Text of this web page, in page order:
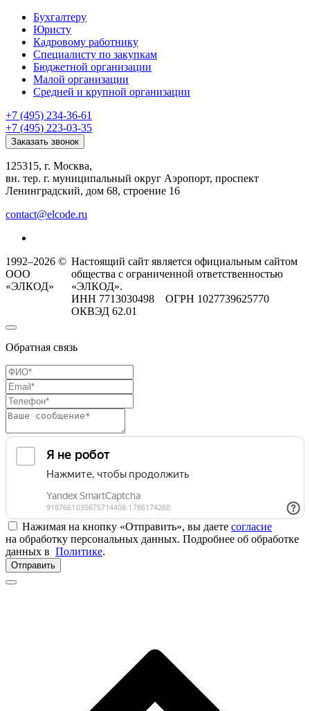
Бухгалтеру
Юристу
Кадровому работнику
Специалисту по закупкам
Бюджетной организации
Малой организации
Средней и крупной организации
+7 (495) 234-36-61
+7 (495) 223-03-35
Заказать звонок
125315, г. Москва,
вн. тер. г. муниципальный округ Аэропорт, проспект
Ленинградский, дом 68, строение 16
contact@elcode.ru
1992–2026 ©
ООО
«ЭЛКОД»
Настоящий сайт является официальным сайтом
общества с ограниченной ответственностью
«ЭЛКОД».
ИНН 7713030498 ОГРН 1027739625770
ОКВЭД 62.01
Обратная связь
Нажимая на кнопку «Отправить», вы даете согласие
на обработку персональных данных. Подробнее об обработке
данных в Политике.
Отправить